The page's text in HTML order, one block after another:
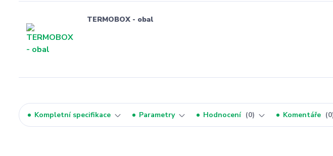
TERMOBOX - obal
Kompletní specifikace Parametry Hodnocení 0 Komentáře 0